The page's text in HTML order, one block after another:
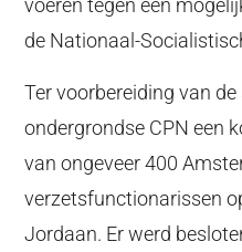
voeren tegen een
de Nationaal-
Ter voorbereiding van
ondergrondse CPN een
van ongeveer 400
verzetsfunctionarissen
Jordaan. Er werd